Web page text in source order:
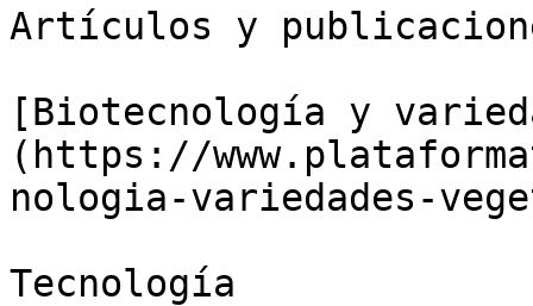
Artículos y
[Biotecnología y
(https://
nologia-variedades-
Tecnología